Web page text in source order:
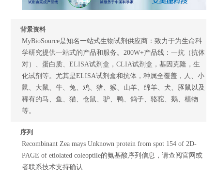
背景资料
MyBioSource是知名一站式生物试剂供应商：致力于为生命科
学研究提供一站式的产品和服务。200W+产品线：一抗（抗体
对）、蛋白质、ELISA试剂盒，CLIA试剂盒，基因克隆，生
化试剂等。尤其是ELISA试剂盒和抗体，种属全覆盖，人、小
鼠、大鼠、牛、兔、鸡、猪、猴、山羊、绵羊、犬、豚鼠以及
稀有的马、鱼、猫、仓鼠、驴、鸭、鸽子、骆驼、鹅、植物
等。
序列
Recombinant Zea mays Unknown protein from spot 154 of 2D-
PAGE of etiolated coleoptile的氨基酸序列信息，请查阅官网或
者联系技术支持确认